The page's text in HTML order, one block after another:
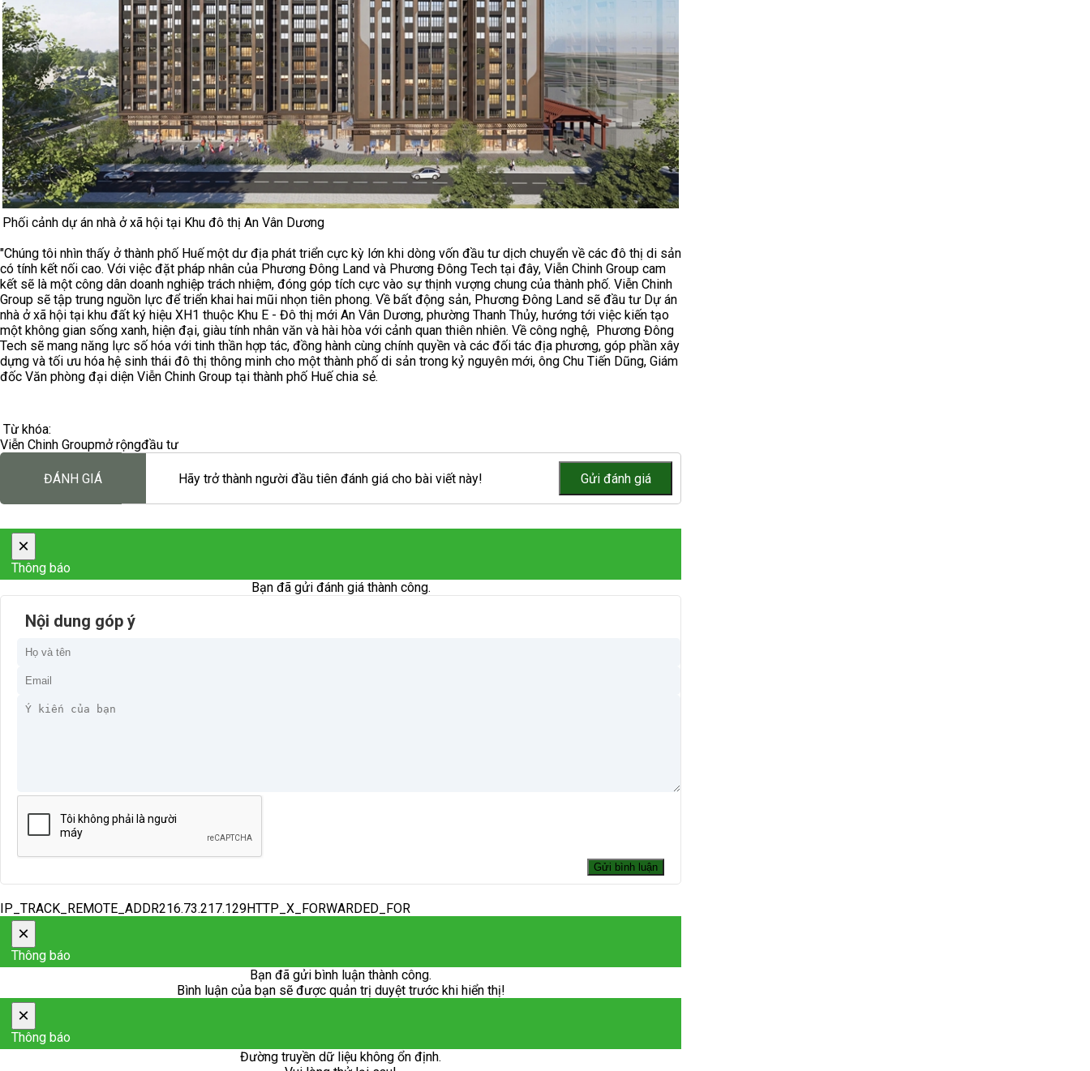
Phối cảnh dự án nhà ở xã hội tại Khu đô thị An Vân Dương
"Chúng tôi nhìn thấy ở thành phố Huế một dư địa phát triển cực kỳ lớn khi dòng vốn đầu tư dịch chuyển về các đô thị di sản
có tính kết nối cao. Với việc đặt pháp nhân của Phương Đông Land và Phương Đông Tech tại đây, Viễn Chinh Group cam
kết sẽ là một công dân doanh nghiệp trách nhiệm, đóng góp tích cực vào sự thịnh vượng chung của thành phố. Viễn Chinh
Group sẽ tập trung nguồn lực để triển khai hai mũi nhọn tiên phong. Về bất động sản, Phương Đông Land sẽ đầu tư Dự án
nhà ở xã hội tại khu đất ký hiệu XH1 thuộc Khu E - Đô thị mới An Vân Dương, phường Thanh Thủy, hướng tới việc kiến tạo
một không gian sống xanh, hiện đại, giàu tính nhân văn và hài hòa với cảnh quan thiên nhiên. Về công nghệ, Phương Đông
Tech sẽ mang năng lực số hóa với tinh thần hợp tác, đồng hành cùng chính quyền và các đối tác địa phương, góp phần xây
dựng và tối ưu hóa hệ sinh thái đô thị thông minh cho một thành phố di sản trong kỷ nguyên mới, ông Chu Tiến Dũng, Giám
đốc Văn phòng đại diện Viễn Chinh Group tại thành phố Huế chia sẻ.
Từ khóa:
Viễn Chinh Groupmở rộngđầu tư
ĐÁNH GIÁ Hãy trở thành người đầu tiên đánh giá cho bài viết này!
×
Thông báo
Bạn đã gửi đánh giá thành công.
Nội dung góp ý
IP_TRACK_REMOTE_ADDR216.73.217.129HTTP_X_FORWARDED_FOR
×
Thông báo
Bạn đã gửi bình luận thành công.
Bình luận của bạn sẽ được quản trị duyệt trước khi hiển thị!
×
Thông báo
Đường truyền dữ liệu không ổn định.